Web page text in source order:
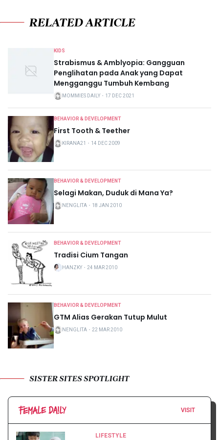
RELATED ARTICLE
KIDS
Strabismus & Amblyopia: Gangguan
Penglihatan pada Anak yang Dapat
Mengganggu Tumbuh Kembang
MOMMIES DAILY ・ 17 DEC 2021
BEHAVIOR & DEVELOPMENT
First Tooth & Teether
KIRANA21 ・ 14 DEC 2009
BEHAVIOR & DEVELOPMENT
Selagi Makan, Duduk di Mana Ya?
NENGLITA ・ 18 JAN 2010
BEHAVIOR & DEVELOPMENT
Tradisi Cium Tangan
HANZKY ・ 24 MAR 2010
BEHAVIOR & DEVELOPMENT
GTM Alias Gerakan Tutup Mulut
NENGLITA ・ 22 MAR 2010
SISTER SITES SPOTLIGHT
VISIT
LIFESTYLE